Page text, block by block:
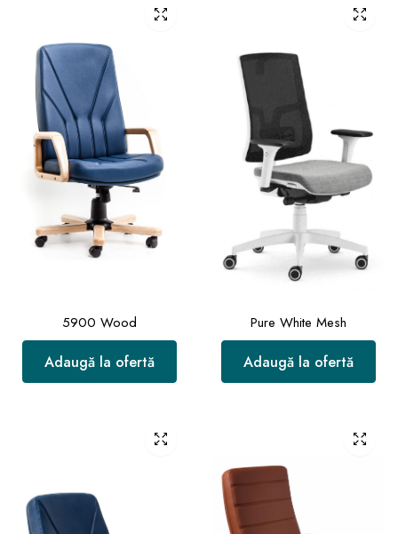
5900 Wood
Adaugă la ofertă
Pure White Mesh
Adaugă la ofertă